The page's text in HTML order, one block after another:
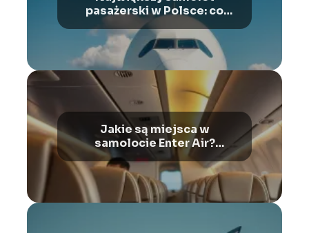
pasażerski w Polsce: co
warto wiedzieć?
Jakie są miejsca w
samolocie Enter Air?
Przewodnik po Boeing 737-
800